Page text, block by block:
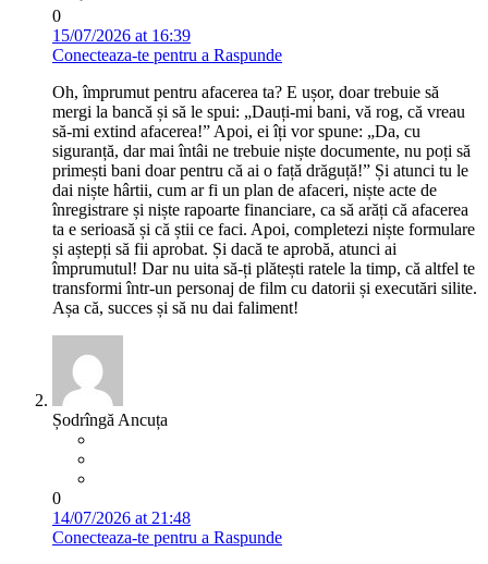
0
15/07/2026 at 16:39
Conecteaza-te pentru a Raspunde
Oh, împrumut pentru afacerea ta? E ușor, doar trebuie să
mergi la bancă și să le spui: „Dauți-mi bani, vă rog, că vreau
să-mi extind afacerea!” Apoi, ei îți vor spune: „Da, cu
siguranță, dar mai întâi ne trebuie niște documente, nu poți să
primești bani doar pentru că ai o față drăguță!” Și atunci tu le
dai niște hârtii, cum ar fi un plan de afaceri, niște acte de
înregistrare și niște rapoarte financiare, ca să arăți că afacerea
ta e serioasă și că știi ce faci. Apoi, completezi niște formulare
și aștepți să fii aprobat. Și dacă te aprobă, atunci ai
împrumutul! Dar nu uita să-ți plătești ratele la timp, că altfel te
transformi într-un personaj de film cu datorii și executări silite.
Așa că, succes și să nu dai faliment!
Șodrîngă Ancuța
0
14/07/2026 at 21:48
Conecteaza-te pentru a Raspunde